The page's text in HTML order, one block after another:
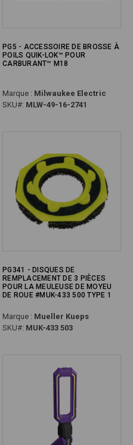
PG5 - ACCESSOIRE DE BROSSE À
POILS QUIK-LOK™ POUR
CARBURANT™ M18
Marque : Milwaukee Electric
SKU#: MLW-49-16-2741
PG341 - DISQUES DE
REMPLACEMENT DE 3 PIÈCES
POUR LA MEULEUSE DE MOYEU
DE ROUE #MUK-433 500 TYPE 1
Marque : Mueller Kueps
SKU#: MUK-433 503